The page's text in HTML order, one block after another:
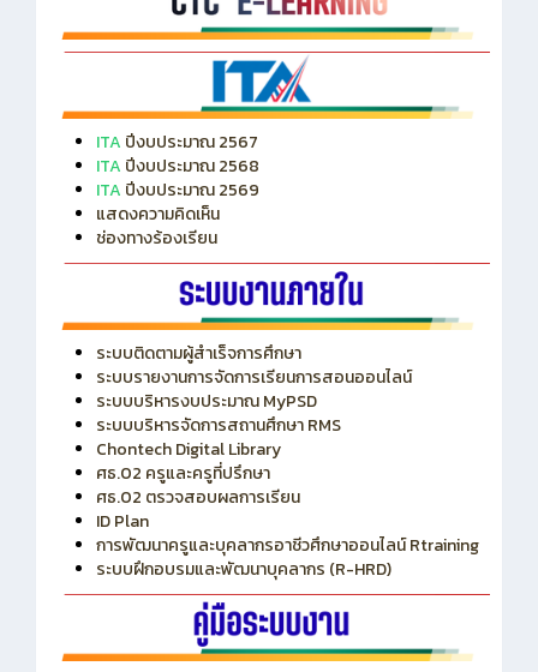
ITA ปีงบประมาณ 2567
ITA ปีงบประมาณ 2568
ITAปีงบประมาณ 2569
แสดงความคิดเห็น
ช่องทางร้องเรียน
ระบบติดตามผู้สำเร็จการศึกษา
ระบบรายงานการจัดการเรียนการสอนออนไลน์
ระบบบริหารงบประมาณ MyPSD
ระบบบริหารจัดการสถานศึกษา RMS
Chontech Digital Library
ศธ.02 ครูและครูที่ปรึกษา
ศธ.02 ตรวจสอบผลการเรียน
ID Plan
การพัฒนาครูและบุคลากรอาชีวศึกษาออนไลน์ Rtraining
ระบบฝึกอบรมและพัฒนาบุคลากร (R-HRD)